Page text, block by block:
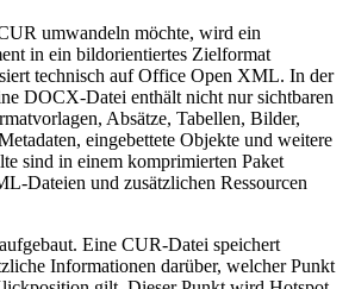
umwandeln möchte, wird ein
in ein bildorientiertes Zielformat
technisch auf Office Open XML. In der
DOCX-Datei enthält nicht nur sichtbaren
Absätze, Tabellen, Bilder,
eingebettete Objekte und weitere
sind in einem komprimierten Paket
Dateien und zusätzlichen Ressourcen
Eine CUR-Datei speichert
Informationen darüber, welcher Punkt